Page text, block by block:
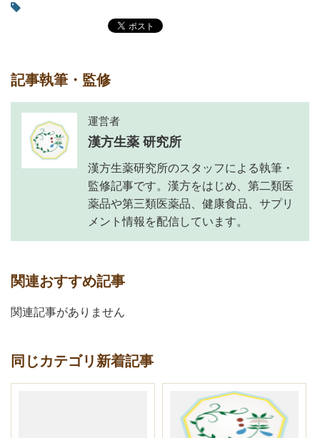
記事執筆・監修
運営者
漢方生薬 研究所
漢方生薬研究所のスタッフによる執筆・
監修記事です。漢方をはじめ、第二類医
薬品や第三類医薬品、健康食品、サプリ
メント情報を配信しています。
関連おすすめ記事
関連記事がありません
同じカテゴリ新着記事